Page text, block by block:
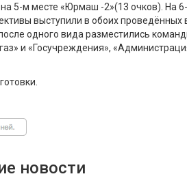
5-м месте «Юрмаш -2»(13 очков). На
выступили в обоих проведённых
одного вида разместились
и «Госучреждения»,
новости